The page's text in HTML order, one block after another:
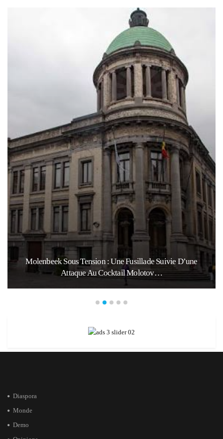
Molenbeek Sous Tension : Une Fusillade Suivie D’une
Attaque Au Cocktail Molotov…
Diaspora
Monde
Demo